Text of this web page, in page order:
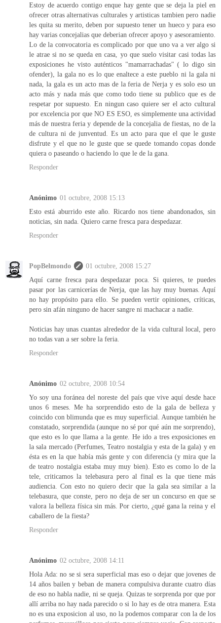
Estoy de acuerdo contigo enque hay gente que se deja la piel en
ofrecer otras alternativas culturales y artisticas tambien pero nadie
les quita su merito, deben por supuesto tener un hueco y para eso
hay varias concejalias que deberian ofrecer apoyo y asesoramiento.
Lo de la convocatoria es complicado por que uno va a ver algo si
le atrae si no se queda en casa, yo que suelo visitar casi todas las
exposiciones he visto auténticos "mamarrachadas" ( lo digo sin
ofender), la gala no es lo que enaltece a este pueblo ni la gala ni
nada, la gala es un acto mas de la feria de Nerja y es solo eso un
acto más y nada más que como todo tiene su publico que es de
respetar por supuesto. En ningun caso quiere ser el acto cultural
por excelencia por que NO ES ESO, es simplemente una actividad
más de nuestra feria y depende de la concejalia de fiestas, no de la
de cultura ni de junventud. Es un acto para que el que le guste
disfrute y el que no le guste que se quede tomando copas donde
quiera o paseando o haciendo lo que le de la gana.
Responder
Anónimo 01 octubre, 2008 15:13
Esto está aburrido este año. Ricardo nos tiene abandonados, sin
noticias, sin nada. Quiero carne fresca para despedazar.
Responder
PopBelmondo
01 octubre, 2008 15:27
Aquí carne fresca para despedazar poca. Si quieres, te puedes
pasar por las carnicerías de Nerja, que las hay muy buenas. Aquí
no hay propósito para ello. Se pueden vertir opiniones, críticas,
pero sin afán ninguno de hacer sangre ni machacar a nadie.
Noticias hay unas cuantas alrededor de la vida cultural local, pero
no todas van a ser sobre la feria.
Responder
Anónimo 02 octubre, 2008 10:54
Yo soy una foránea del noreste del país que vive aquí desde hace
unos 6 meses. Me ha sorprendido esto de la gala de belleza y
coincido con blimunda que es muy superficial. Aunque también he
constatado, sorprendida (aunque no sé por qué aún me sorprendo),
que esto es lo que llama a la gente. He ido a tres exposiciones en
la sala mercado (Perfumes, Teatro nostalgia y esta de la gala) y en
ésta es en la que había más gente y con diferencia (y mira que la
de teatro nostalgia estaba muy muy bien). Esto es como lo de la
tele, criticamos la telebasura pero al final es la que tiene más
audiencia. Con esto no quiero decir que la gala sea similar a la
telebasura, que conste, pero no deja de ser un concurso en que se
valora la belleza física sin más. Por cierto, ¿qué gana la reina y el
caballero de la fiesta?
Responder
Anónimo 02 octubre, 2008 14:11
Hola Ada: no se si sera superficial mas eso o dejar que jovenes de
14 años bailen y beban de manera compulsiva durante cuatro días
de eso no habla nadie, ni se queja. Quizas te sorprenda por que por
allí arriba no hay nada parecido o si lo hay es de otra manera. Esta
no es una exposicion al uso, no la podemos comparar con la de los